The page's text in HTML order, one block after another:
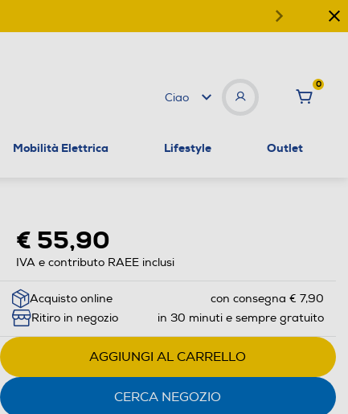
Ciao
0
Mobilità Elettrica Lifestyle Outlet
€ 55,90
IVA e contributo RAEE inclusi
Acquisto online
con consegna € 7,90
Ritiro in negozio
in 30 minuti e sempre gratuito
AGGIUNGI AL CARRELLO
CERCA NEGOZIO